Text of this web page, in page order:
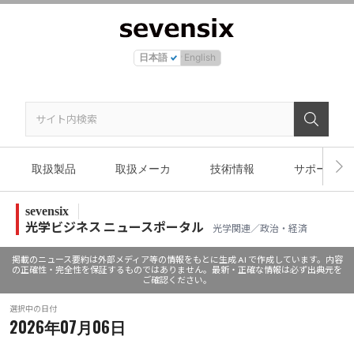
日本語 English
取扱製品 取扱メーカ 技術情報 サポート
sevensix
光学ビジネス ニュースポータル 光学関連／政治・経済
掲載のニュース要約は外部メディア等の情報をもとに生成 AI で作成しています。内容
の正確性・完全性を保証するものではありません。最新・正確な情報は必ず出典元を
ご確認ください。
選択中の日付
2026年07月06日